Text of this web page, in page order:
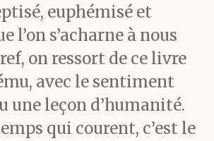
euphémisé et
l’on s’acharne à nous
on ressort de ce livre
avec le sentiment
une leçon d’humanité.
qui courent, c’est le